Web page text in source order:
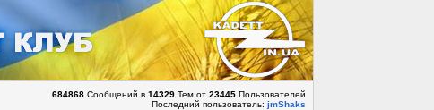
684868Сообщений в 14329Тем от 23445Пользователей
Последний пользователь: jmShaks